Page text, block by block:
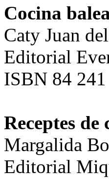
Cocina
Caty Juan
Editorial
ISBN 84
Receptes
Margalida
Editorial